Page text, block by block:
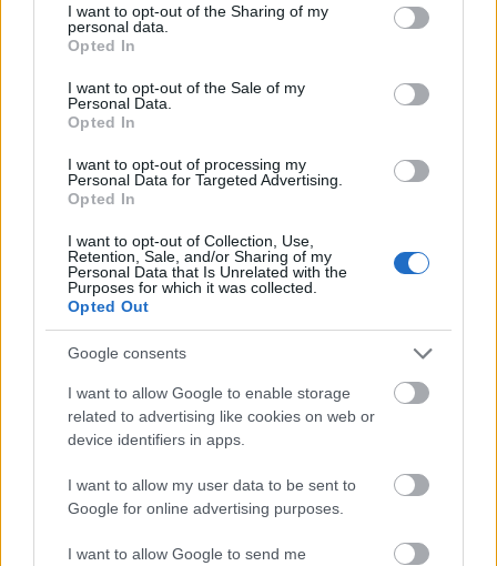
not limited to your visit or usage behaviour. You may click to
grant or deny consent to Google and its third-party tags to
use your data for below specified purposes in below Google
consent section.
I want to opt-out of the Sharing of my
personal data.
Opted In
I want to opt-out of the Sale of my
Personal Data.
Opted In
I want to opt-out of processing my
Personal Data for Targeted Advertising.
Opted In
I want to opt-out of Collection, Use,
Retention, Sale, and/or Sharing of my
Personal Data that Is Unrelated with the
Purposes for which it was collected.
Opted Out
Google consents
I want to allow Google to enable storage
related to advertising like cookies on web or
device identifiers in apps.
I want to allow my user data to be sent to
Google for online advertising purposes.
I want to allow Google to send me
Minden idők legjövedelmezőbbje és
legdrágábbja volt az amerikai foci vb -
gyorsmérleg
HÍREK 2026. júl. 20.
Mi lett Alain Delon vagyonával? Adóhatósági
csavar a sztoriban